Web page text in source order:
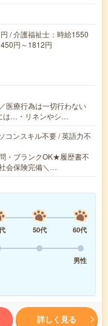
/ 介護福祉士：時給1550
円～1812円
医療行為は一切行わない
は…・リネンやシ…
コンスキル不要 / 英語力不
・ブランクOK★履歴書不
会保険完備＼…
50代
60代
男性
詳しく見る